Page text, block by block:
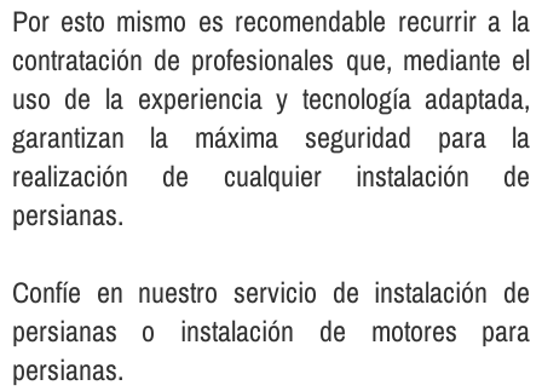
Por esto mismo es recomendable recurrir a la
contratación de profesionales que, mediante el
uso de la experiencia y tecnologí­a adaptada,
garantizan la máxima seguridad para la
realización de cualquier instalación de
persianas.
Confí­e en nuestro servicio de instalación de
persianas o instalación de motores para
persianas.